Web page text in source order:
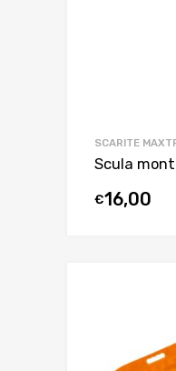
SCARITE
Scula
€16,00